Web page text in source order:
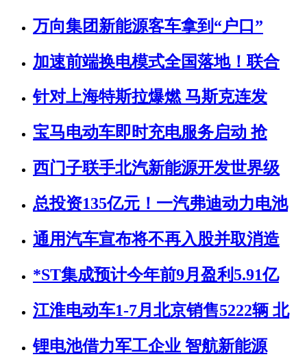
万向集团新能源客车拿到“户口”
加速前端换电模式全国落地！联合
针对上海特斯拉爆燃 马斯克连发
宝马电动车即时充电服务启动 抢
西门子联手北汽新能源开发世界级
总投资135亿元！一汽弗迪动力电池
通用汽车宣布将不再入股并取消造
*ST集成预计今年前9月盈利5.91亿
江淮电动车1-7月北京销售5222辆 北
锂电池借力军工企业 智航新能源